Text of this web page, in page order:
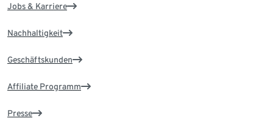
Jobs & Karriere
Nachhaltigkeit
Geschäftskunden
Affiliate Programm
Presse